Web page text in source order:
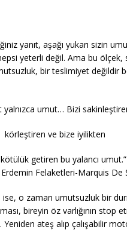
yanıt, aşağı yukarı sizin
yeterli değil. Ama bu
bir teslimiyet değildir
yalnızca umut… Bizi
körleştiren ve bize iyilikten
getiren bu yalancı umut.”
Erdemin Felaketleri-Marquis De
o zaman umutsuzluk bir
bireyin öz varlığının stop
ateş alıp çalışabilir